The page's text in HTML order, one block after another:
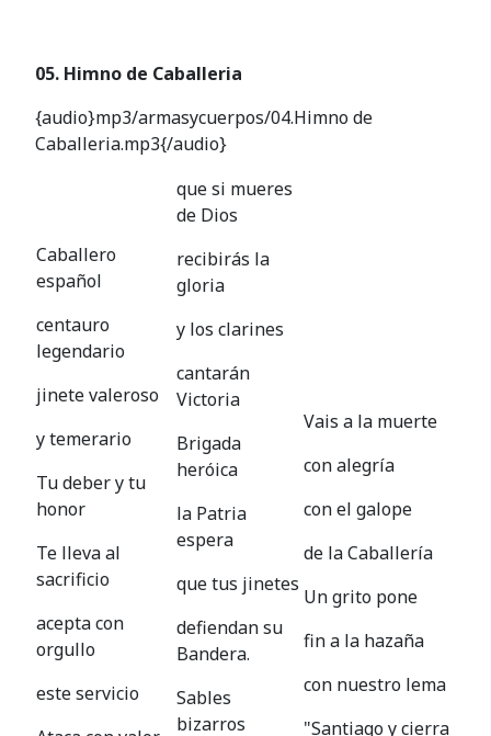
05. Himno de Caballeria
{audio}mp3/armasycuerpos/04.Himno de
Caballeria.mp3{/audio}
Caballero
español
centauro
legendario
jinete valeroso
y temerario
Tu deber y tu
honor
Te lleva al
sacrificio
acepta con
orgullo
este servicio
que si mueres
de Dios
recibirás la
gloria
y los clarines
cantarán
Victoria
Brigada
heróica
la Patria
espera
que tus jinetes
defiendan su
Bandera.
Sables
bizarros
Vais a la muerte
con alegría
con el galope
de la Caballería
Un grito pone
fin a la hazaña
con nuestro lema
"Santiago y cierra